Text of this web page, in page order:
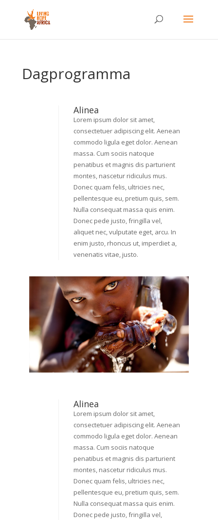
Dagprogramma
Alinea
Lorem ipsum dolor sit amet,
consectetuer adipiscing elit. Aenean
commodo ligula eget dolor. Aenean
massa. Cum sociis natoque
penatibus et magnis dis parturient
montes, nascetur ridiculus mus.
Donec quam felis, ultricies nec,
pellentesque eu, pretium quis, sem.
Nulla consequat massa quis enim.
Donec pede justo, fringilla vel,
aliquet nec, vulputate eget, arcu. In
enim justo, rhoncus ut, imperdiet a,
venenatis vitae, justo.
Alinea
Lorem ipsum dolor sit amet,
consectetuer adipiscing elit. Aenean
commodo ligula eget dolor. Aenean
massa. Cum sociis natoque
penatibus et magnis dis parturient
montes, nascetur ridiculus mus.
Donec quam felis, ultricies nec,
pellentesque eu, pretium quis, sem.
Nulla consequat massa quis enim.
Donec pede justo, fringilla vel,